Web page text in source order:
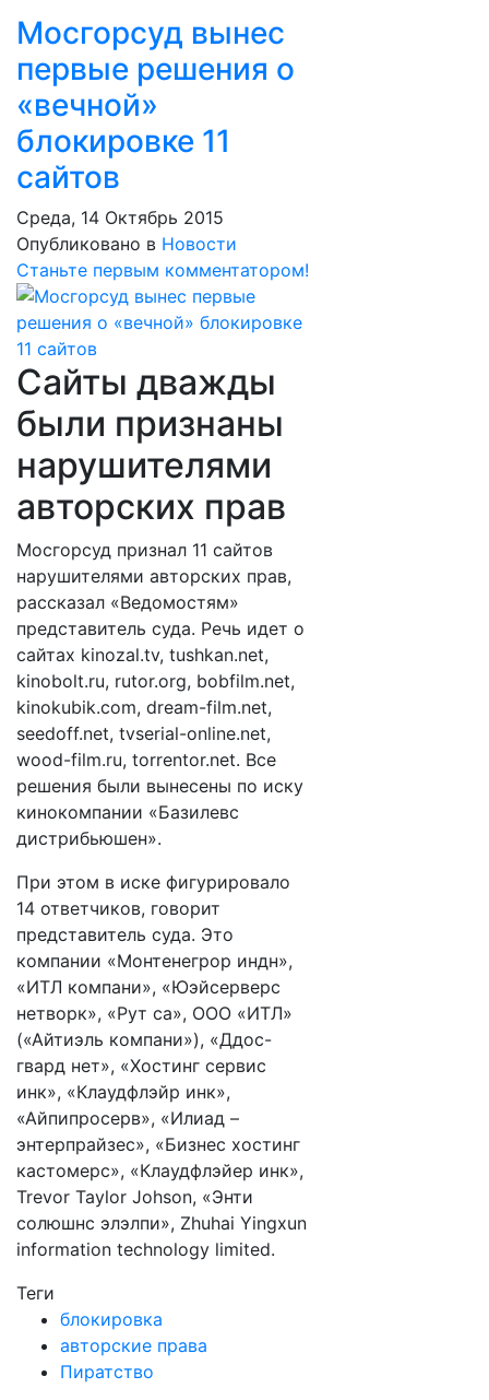
Мосгорсуд вынес
первые решения о
«вечной»
блокировке 11
сайтов
Среда, 14 Октябрь 2015
Опубликовано в Новости
Станьте первым комментатором!
Сайты дважды
были признаны
нарушителями
авторских прав
Мосгорсуд признал 11 сайтов
нарушителями авторских прав,
рассказал «Ведомостям»
представитель суда. Речь идет о
сайтах kinozal.tv, tushkan.net,
kinobolt.ru, rutor.org, bobfilm.net,
kinokubik.com, dream-film.net,
seedoff.net, tvserial-online.net,
wood-film.ru, torrentor.net. Все
решения были вынесены по иску
кинокомпании «Базилевс
дистрибьюшен».
При этом в иске фигурировало
14 ответчиков, говорит
представитель суда. Это
компании «Монтенегрор индн»,
«ИТЛ компани», «Юэйсерверс
нетворк», «Рут са», ООО «ИТЛ»
(«Айтиэль компани»), «Ддос-
гвард нет», «Хостинг сервис
инк», «Клаудфлэйр инк»,
«Айпипросерв», «Илиад –
энтерпрайзес», «Бизнес хостинг
кастомерс», «Клаудфлэйер инк»,
Trevor Taylor Johson, «Энти
солюшнс элэлпи», Zhuhai Yingxun
information technology limited.
Теги
блокировка
авторские права
Пиратство